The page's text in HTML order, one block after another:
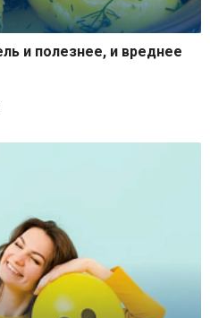
и полезнее, и вреднее